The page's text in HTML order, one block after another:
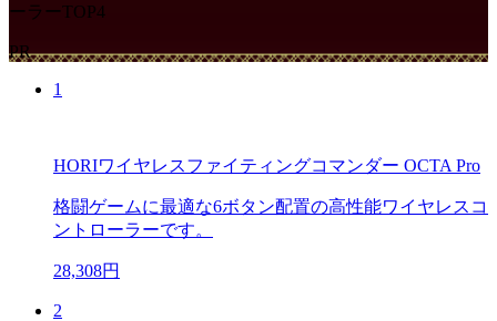
ーラーTOP4
PR
1
HORIワイヤレスファイティングコマンダー OCTA Pro
格闘ゲームに最適な6ボタン配置の高性能ワイヤレスコ
ントローラーです。
28,308円
2